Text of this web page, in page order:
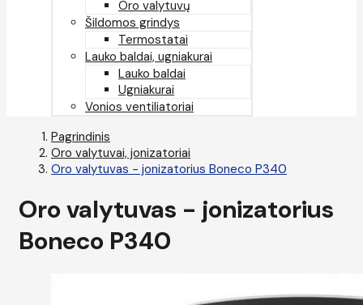
Oro valytuvų
Šildomos grindys
Termostatai
Lauko baldai, ugniakurai
Lauko baldai
Ugniakurai
Vonios ventiliatoriai
Pagrindinis
Oro valytuvai, jonizatoriai
Oro valytuvas - jonizatorius Boneco P340
Oro valytuvas - jonizatorius
Boneco P340